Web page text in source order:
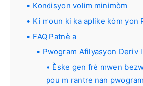
Kondisyon volim minimòm
Ki moun ki ka aplike kòm yon
FAQ Patnè a
Pwogram Afilyasyon Deriv
Èske gen frè mwen
pou m rantre nan